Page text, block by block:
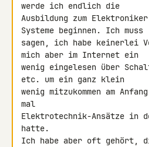
werde ich endlich die
Ausbildung zum
Systeme beginnen. Ich muss
sagen, ich habe keinerlei
mich aber im Internet ein
wenig eingelesen über
etc. um ein ganz klein
wenig mitzukommen am
mal
Elektrotechnik-Ansätze in
hatte.
Ich habe aber oft gehört,